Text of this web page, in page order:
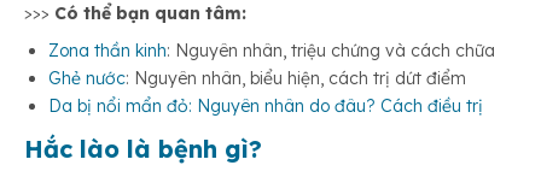
>>> Có thể bạn quan tâm:
Zona thần kinh: Nguyên nhân, triệu chứng và cách chữa
Ghẻ nước: Nguyên nhân, biểu hiện, cách trị dứt điểm
Da bị nổi mẩn đỏ: Nguyên nhân do đâu? Cách điều trị
Hắc lào là bệnh gì?